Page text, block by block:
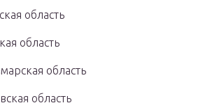
область
область
область
область